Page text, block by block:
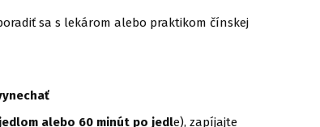
sa s lekárom alebo praktikom čínskej
alebo 60 minút po jedle), zapíjajte